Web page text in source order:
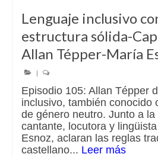
Lenguaje inclusivo
estructura sólida-
Allan Tépper-María
|
Episodio 105: Allan Tépper
inclusivo, también conocido
de género neutro. Junto a
cantante, locutora y
Esnoz, aclaran las reglas
castellano... Leer más